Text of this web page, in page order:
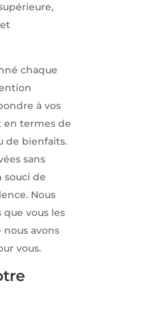
chaque
à vos
en termes de
de bienfaits.
sans
souci de
Nous
vous les
avons
vous.